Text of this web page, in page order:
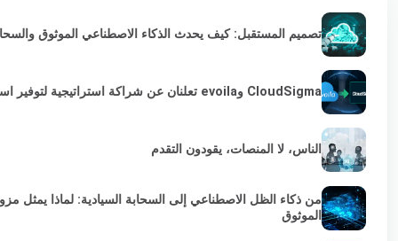
تصميم المستقبل: كيف يحدث الذكاء الاصطناعي الموثوق
CloudSigma وevoila تعلنان عن شراكة استراتيجية لتوفير استمرارية VMware لمزودي الخدمات والمؤسسات
الناس، لا المنصات، يقودون التقدم
من ذكاء الظل الاصطناعي إلى السحابة السيادية: لماذا يمثل
الموثوق